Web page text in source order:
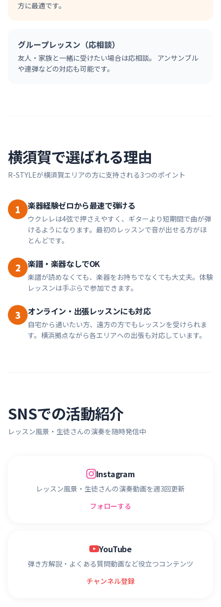
方に最適です。
グループレッスン（応相談）
友人・家族と一緒に受けたい場合は応相談。 アンサンブル
や連弾などの対応も可能です。
横須賀で選ばれる理由
R-STYLEが横須賀エリアの方に支持される3つのポイント
1 楽器経験ゼロから最速で弾ける
ウクレレは4弦で押さえやすく、ギターより短期間で曲が弾
けるようになります。最初のレッスンで音が出せる方がほ
とんどです。
2 楽譜・楽器なしでOK
楽譜が読めなくても、楽器をお持ちでなくても大丈夫。体験
レッスンは手ぶらで参加できます。
3 オンライン・出張レッスンにも対応
自宅から通いたい方、遠方の方でもレッスンを受けられま
す。横浜拠点ながら各エリアへの出張も対応しています。
SNSでの活動紹介
レッスン風景・生徒さんの演奏を随時発信中
Instagram
レッスン風景・生徒さんの演奏動画を週3回更新
フォローする
YouTube
弾き方解説・よくある質問動画など役立つコンテンツ
チャンネル登録